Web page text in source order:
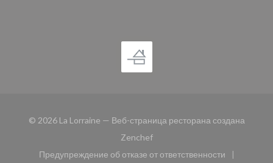
© 2026 La Lorraine — Веб-страница ресторана создана
Zenchef((открывается в новом окне))
Предупреждение об отказе от ответственности